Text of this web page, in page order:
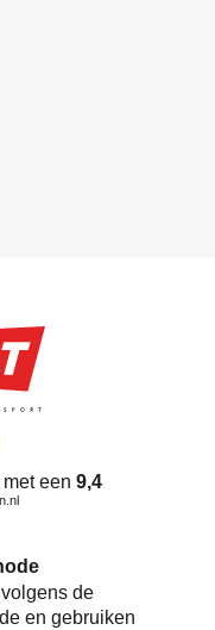
een 9,4
de
en gebruiken